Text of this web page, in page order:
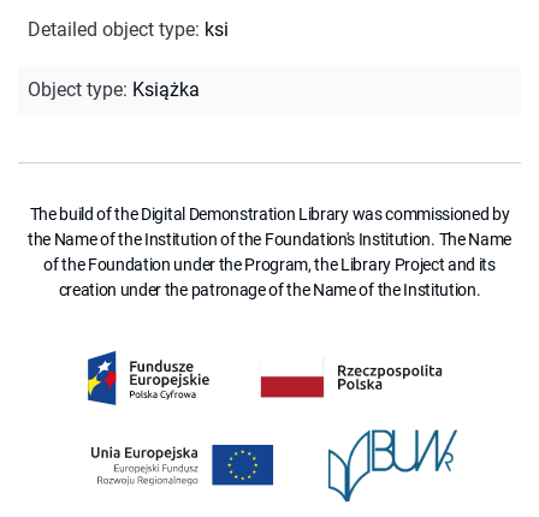
Detailed object type: ksi
Object type: Książka
The build of the Digital Demonstration Library was commissioned by
the Name of the Institution of the Foundation's Institution. The Name
of the Foundation under the Program, the Library Project and its
creation under the patronage of the Name of the Institution.